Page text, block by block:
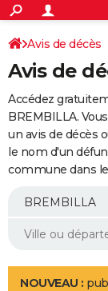
ACTUALITÉS
Politique
Société
Faits Divers
Education
Monde
Villes
+
SPORT
Coupe du monde
Football
Tennis
Cyclisme
Rugby
Forum
Programme TV
TNT
Streaming
Cinéma
Sorties cinéma
Musique
+
FINANCE
Impôts
Immobilier
Risques naturels
Banque
Assurance
Crédit
AUTO
Essais
Réserver un essai
Citadines
Berlines
SUV
Forum auto
+
Mobiles
Meilleur smartphone
Internet
Ordinateurs
Jeux vidéo
Guide high-tech
Aménagement
LIFESTYLE
Avis de décès
Avis de
Accédez
BREMBILLA.
un avis de décès
le nom d'un
commune dans
NOUVEAU :